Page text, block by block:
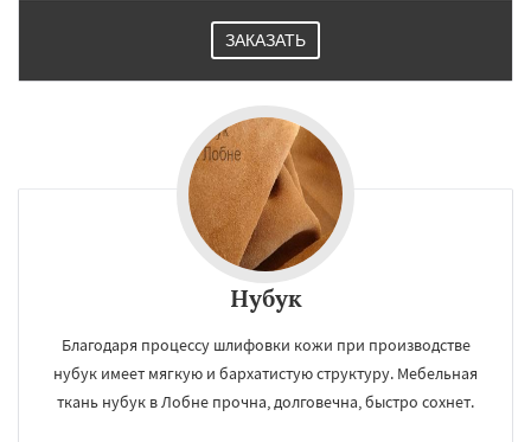
ЗАКАЗАТЬ
Нубук
Благодаря процессу шлифовки кожи при производстве
нубук имеет мягкую и бархатистую структуру. Мебельная
ткань нубук в Лобне прочна, долговечна, быстро сохнет.